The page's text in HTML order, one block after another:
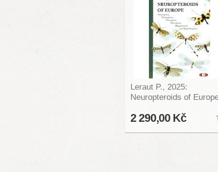
Leraut P., 2025:
Neuropteroids of
2 290,00 Kč